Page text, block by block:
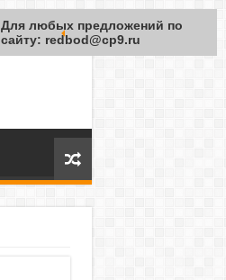
Для любых предложений по
сайту: redbod@cp9.ru